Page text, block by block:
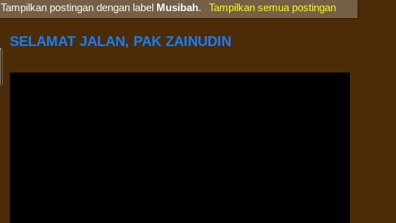
Tampilkan postingan dengan label Musibah. Tampilkan semua postingan
SELAMAT JALAN, PAK ZAINUDIN